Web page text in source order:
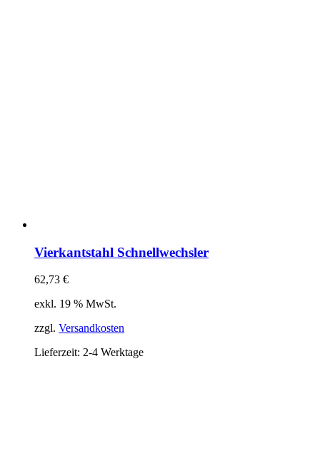
Vierkantstahl Schnellwechsler
62,73 €
exkl. 19 % MwSt.
zzgl. Versandkosten
Lieferzeit: 2-4 Werktage